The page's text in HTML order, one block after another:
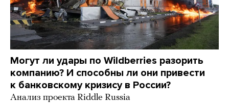
Могут ли удары по Wildberries разорить
компанию? И способны ли они привести
к банковскому кризису в России?
Анализ проекта Riddle Russia